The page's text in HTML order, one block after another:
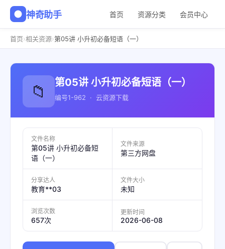
神奇助手 首页 资源分类 会员中心
首页›相关资源›第05讲 小升初必备短语（一）
📁 第05讲 小升初必备短语（一）
编号1-962 · 云资源下载
文件名称
第05讲 小升初必备短
语（一）
文件来源
第三方网盘
分享达人
教育**03
文件大小
未知
浏览次数
657次
更新时间
2026-06-08